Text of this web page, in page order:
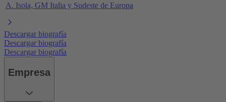
A. Isola, GM Italia y Sudeste de Europa
Descargar biografía
Descargar biografía
Descargar biografía
Empresa